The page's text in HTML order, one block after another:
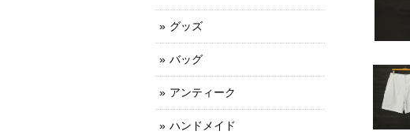
グッズ
バッグ
アンティーク
ハンドメイド